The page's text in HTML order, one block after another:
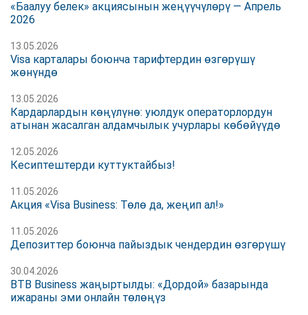
«Баалуу белек» акциясынын жеңүүчүлөрү — Апрель
2026
13.05.2026
Visa карталары боюнча тарифтердин өзгөрүшү
жөнүндө
13.05.2026
Кардарлардын көңүлүнө: уюлдук операторлордун
атынан жасалган алдамчылык учурлары көбөйүүдө
12.05.2026
Кесиптештерди куттуктайбыз!
11.05.2026
Акция «Visa Business: Төлө да, жеңип ал!»
11.05.2026
Депозиттер боюнча пайыздык чендердин өзгөрүшү
30.04.2026
BTB Business жаңыртылды: «Дордой» базарында
ижараны эми онлайн төлөңүз